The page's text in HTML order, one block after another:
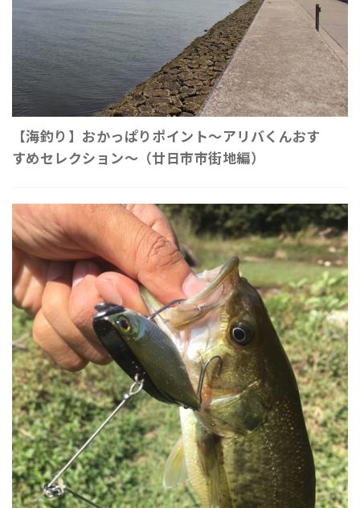
【海釣り】おかっぱりポイント～アリバくんおす
すめセレクション～（廿日市市街地編）